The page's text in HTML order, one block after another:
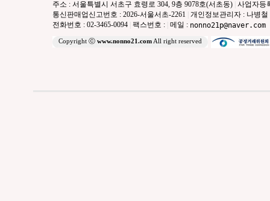
주소 : 서울특별시 서초구 효령로 304, 9층 9078호(서초동) 사업자등
통신판매업신고번호 : 2026-서울서초-2261 개인정보관리자 : 나병철
전화번호 : 02-3465-0094 팩스번호 : 메일 : nonno21p@naver.com
Copyright ⓒ www.nonno21.comAll right reserved